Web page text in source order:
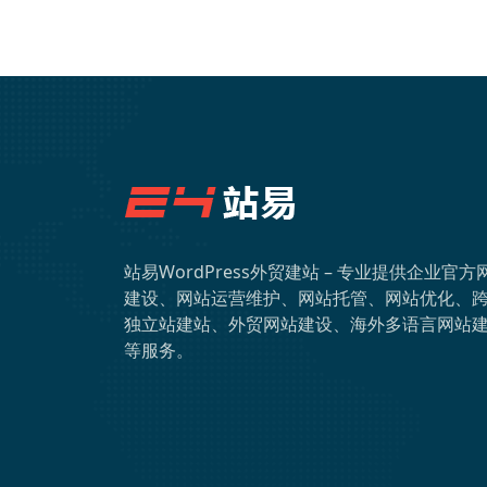
站易WordPress外贸建站 – 专业提供企业官方
建设、网站运营维护、网站托管、网站优化、
独立站建站、外贸网站建设、海外多语言网站
等服务。